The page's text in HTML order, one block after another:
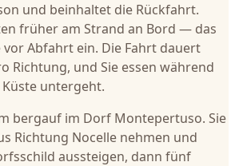
und beinhaltet die Rückfahrt.
früher am Strand an Bord — das
vor Abfahrt ein. Die Fahrt dauert
Richtung, und Sie essen während
untergeht.
bergauf im Dorf Montepertuso. Sie
Richtung Nocelle nehmen und
aussteigen, dann fünf